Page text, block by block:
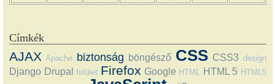
Címkék
AJAX Apache biztonság böngésző CSS CSS3 design
Django Drupal felület Firefox Google HTML HTML 5 HTML5